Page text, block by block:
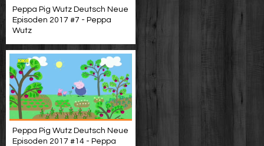
Peppa Pig Wutz Deutsch Neue
Episoden 2017 #7 - Peppa
Wutz
Peppa Pig Wutz Deutsch Neue
Episoden 2017 #14 - Peppa